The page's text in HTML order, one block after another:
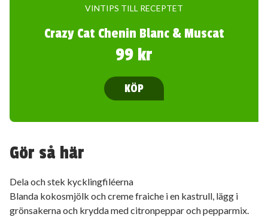
VINTIPS TILL RECEPTET
Crazy Cat Chenin Blanc & Muscat
99 kr
KÖP
Gör så här
Dela och stek kycklingfiléerna
Blanda kokosmjölk och creme fraiche i en kastrull, lägg i
grönsakerna och krydda med citronpeppar och pepparmix.